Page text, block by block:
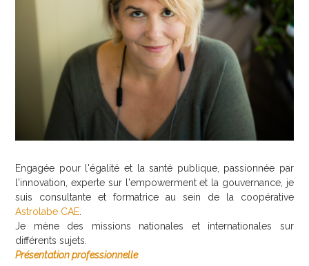
Engagée pour l'égalité et la santé publique, passionnée par
l'innovation, experte sur l'empowerment et la gouvernance, je
suis consultante et formatrice au sein de la coopérative
Astrolabe CAE
Je mène des missions nationales et internationales sur
différents sujets.
Présentation professionnelle